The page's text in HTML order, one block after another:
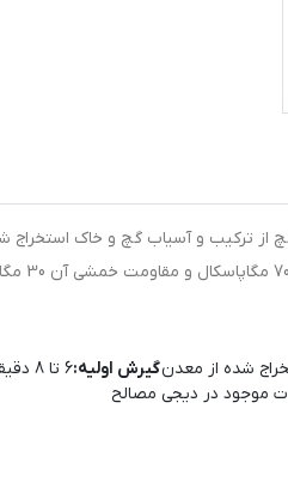
ترکیب و آسیاب گچ و خاک استخراج
بنوید
شده از معدنگیرش اولیه:6 تا 8 دقیقه طبق اطلاعات موجود در دیجی مصالح